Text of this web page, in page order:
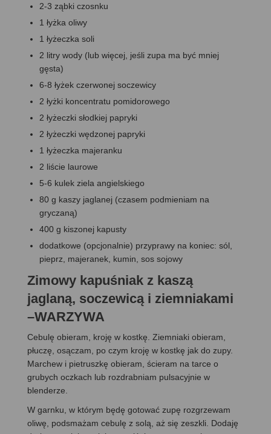
2-3 ząbki czosnku
1 łyżka oliwy
1 łyżeczka soli
2 litry wody (lub więcej, jeśli zupa ma być mniej
gęsta)
6-8 łyżek czerwonej soczewicy
2 łyżki koncentratu pomidorowego
2 łyżeczki słodkiej papryki
2 łyżeczki wędzonej papryki
1 łyżeczka majeranku
2 liście laurowe
5-6 kulek ziela angielskiego
80 g kaszy jaglanej (czasem podmieniam na
gryczaną)
400 g kiszonej kapusty
dodatkowe (opcjonalnie) przyprawy na koniec: sól,
pieprz, majeranek, kumin, sos sojowy
Zimowy kapuśniak z kaszą
jaglaną, soczewicą i ziemniakami
–WARZYWA
Cebulę obieram, kroję w kostkę. Ziemniaki obieram,
płuczę, osączam, po czym kroję w kostkę jak do zupy.
Marchew i pietruszkę obieram, ścieram na tarce o
grubych oczkach lub rozdrabniam pulsacyjnie w
blenderze.
W garnku, w którym będę gotować zupę rozgrzewam
oliwę, podsmażam cebulę z solą, aż się zeszkli. Dodaję